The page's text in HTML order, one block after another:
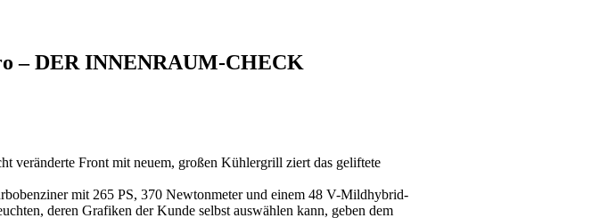
– DER INNENRAUM-CHECK
veränderte Front mit neuem, großen Kühlergrill ziert das geliftete
mit 265 PS, 370 Newtonmeter und einem 48 V-Mildhybrid-
deren Grafiken der Kunde selbst auswählen kann, geben dem